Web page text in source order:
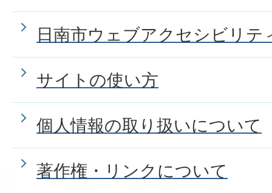
日南市ウェブアクセシビリテ
サイトの使い方
個人情報の取り扱いについて
著作権・リンクについて